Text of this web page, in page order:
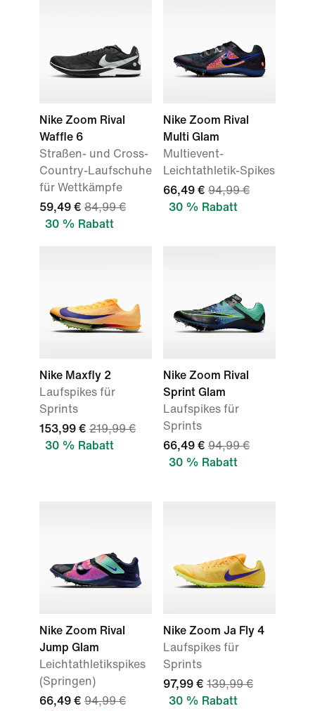
Nike Zoom Rival
Waffle 6
Straßen- und Cross-
Country-Laufschuhe
für Wettkämpfe
59,49 € 84,99 €
30 % Rabatt
Nike Zoom Rival
Multi Glam
Multievent-
Leichtathletik-Spikes
66,49 € 94,99 €
30 % Rabatt
Nike Maxfly 2
Laufspikes für
Sprints
153,99 € 219,99 €
30 % Rabatt
Nike Zoom Rival
Sprint Glam
Laufspikes für
Sprints
66,49 € 94,99 €
30 % Rabatt
Nike Zoom Rival
Jump Glam
Leichtathletikspikes
(Springen)
66,49 € 94,99 €
Nike Zoom Ja Fly 4
Laufspikes für
Sprints
97,99 € 139,99 €
30 % Rabatt